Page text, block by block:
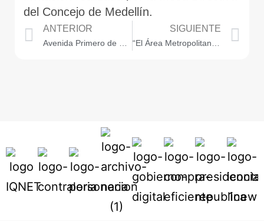
del Concejo de Medellín.
ANTERIOR
Avenida Primero de Mayo es el Bronx de Medellín
SIGUIENTE
“El Área Metropolitana debe dedicarse a su objeto: ambiental” concejal Bernardo Guerra Hoyos